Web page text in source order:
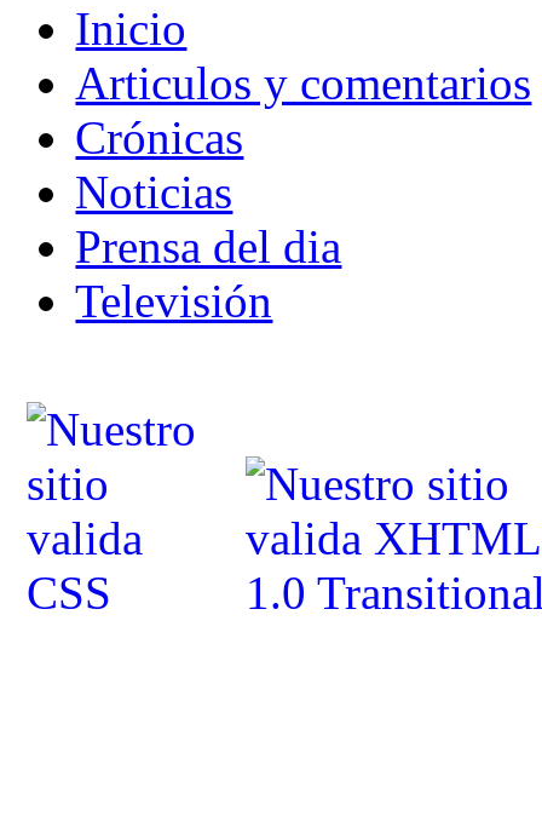
Inicio
Articulos y comentarios
Crónicas
Noticias
Prensa del dia
Televisión